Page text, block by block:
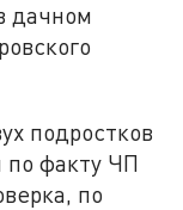
дачном
подростков
по факту ЧП
по